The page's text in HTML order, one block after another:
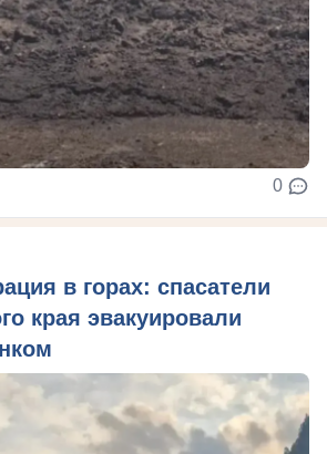
0
в горах: спасатели
края эвакуировали